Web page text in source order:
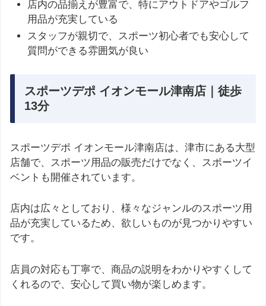
店内の品揃えが豊富で、特にアウトドアやゴルフ
用品が充実している
スタッフが親切で、スポーツ初心者でも安心して
質問ができる雰囲気が良い
スポーツデポ イオンモール津南店｜徒歩
13分
スポーツデポ イオンモール津南店は、津市にある大型
店舗で、スポーツ用品の販売だけでなく、スポーツイ
ベントも開催されています。
店内は広々としており、様々なジャンルのスポーツ用
品が充実しているため、欲しいものが見つかりやすい
です。
店員の対応も丁寧で、商品の説明をわかりやすくして
くれるので、安心して買い物が楽しめます。